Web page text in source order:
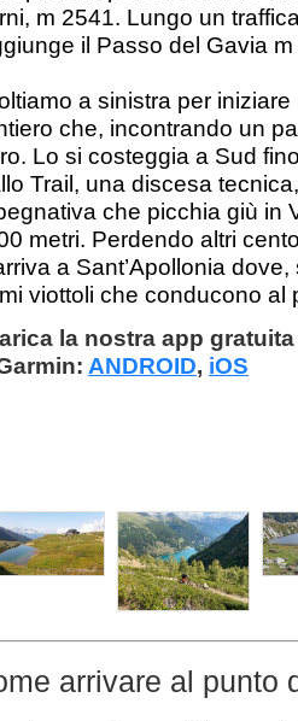
m 2541. Lungo un
il Passo del Gavia
a sinistra per
che, incontrando un
Lo si costeggia a Sud
Trail, una discesa
che picchia giù in
metri. Perdendo altri
a Sant’Apollonia
viottoli che conducono al
la nostra app
ANDROID, iOS
arrivare al punto